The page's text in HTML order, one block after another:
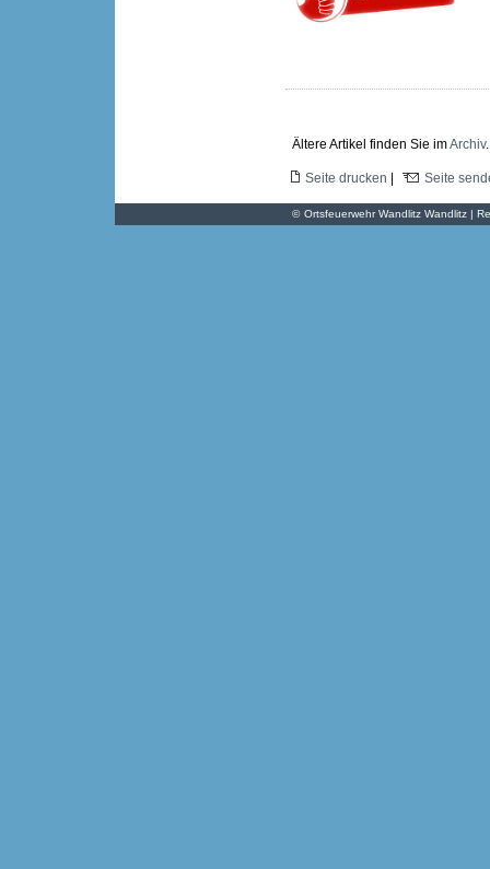
Ältere Artikel finden Sie imArchiv.
Seite drucken Seite
© Ortsfeuerwehr Wandlitz Wandlitz |